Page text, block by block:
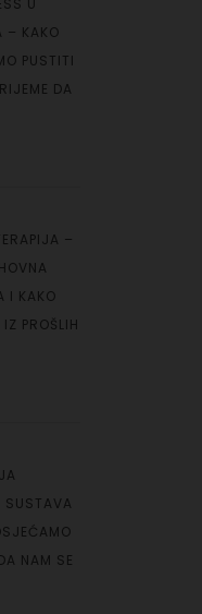
U
– KAKO
PUSTITI
DA
–
I KAKO
PROŠLIH
SUSTAVA
NAM SE